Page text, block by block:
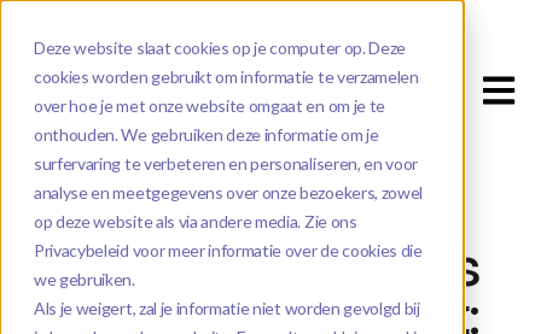
Deze website slaat cookies op je computer op. Deze
cookies worden gebruikt om informatie te verzamelen
over hoe je met onze website omgaat en om je te
onthouden. We gebruiken deze informatie om je
surfervaring te verbeteren en personaliseren, en voor
analyse en meetgegevens over onze bezoekers, zowel
op deze website als via andere media. Zie ons
Privacybeleid voor meer informatie over de cookies die
we gebruiken.
Als je weigert, zal je informatie niet worden gevolgd bij
Open
Ontdek Omniplan’s
Opname Assistent: